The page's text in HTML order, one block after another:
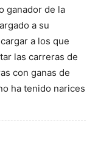
ganador de la
a su
a los que
las carreras de
con ganas de
ha tenido narices